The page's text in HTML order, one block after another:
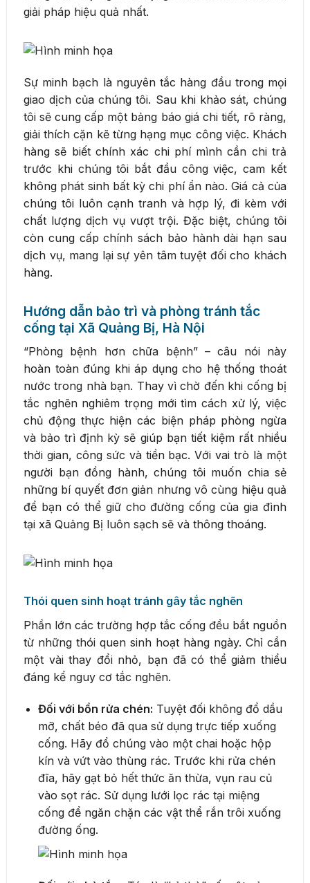
giải pháp hiệu quả nhất.
Sự minh bạch là nguyên tắc hàng đầu trong mọi
giao dịch của chúng tôi. Sau khi khảo sát, chúng
tôi sẽ cung cấp một bảng báo giá chi tiết, rõ ràng,
giải thích cặn kẽ từng hạng mục công việc. Khách
hàng sẽ biết chính xác chi phí mình cần chi trả
trước khi chúng tôi bắt đầu công việc, cam kết
không phát sinh bất kỳ chi phí ẩn nào. Giá cả của
chúng tôi luôn cạnh tranh và hợp lý, đi kèm với
chất lượng dịch vụ vượt trội. Đặc biệt, chúng tôi
còn cung cấp chính sách bảo hành dài hạn sau
dịch vụ, mang lại sự yên tâm tuyệt đối cho khách
hàng.
Hướng dẫn bảo trì và phòng tránh tắc
cống tại Xã Quảng Bị, Hà Nội
“Phòng bệnh hơn chữa bệnh” – câu nói này
hoàn toàn đúng khi áp dụng cho hệ thống thoát
nước trong nhà bạn. Thay vì chờ đến khi cống bị
tắc nghẽn nghiêm trọng mới tìm cách xử lý, việc
chủ động thực hiện các biện pháp phòng ngừa
và bảo trì định kỳ sẽ giúp bạn tiết kiệm rất nhiều
thời gian, công sức và tiền bạc. Với vai trò là một
người bạn đồng hành, chúng tôi muốn chia sẻ
những bí quyết đơn giản nhưng vô cùng hiệu quả
để bạn có thể giữ cho đường cống của gia đình
tại xã Quảng Bị luôn sạch sẽ và thông thoáng.
Thói quen sinh hoạt tránh gây tắc nghẽn
Phần lớn các trường hợp tắc cống đều bắt nguồn
từ những thói quen sinh hoạt hàng ngày. Chỉ cần
một vài thay đổi nhỏ, bạn đã có thể giảm thiểu
đáng kể nguy cơ tắc nghẽn.
Đối với bồn rửa chén: Tuyệt đối không đổ dầu
mỡ, chất béo đã qua sử dụng trực tiếp xuống
cống. Hãy đổ chúng vào một chai hoặc hộp
kín và vứt vào thùng rác. Trước khi rửa chén
đĩa, hãy gạt bỏ hết thức ăn thừa, vụn rau củ
vào sọt rác. Sử dụng lưới lọc rác tại miệng
cống để ngăn chặn các vật thể rắn trôi xuống
đường ống.